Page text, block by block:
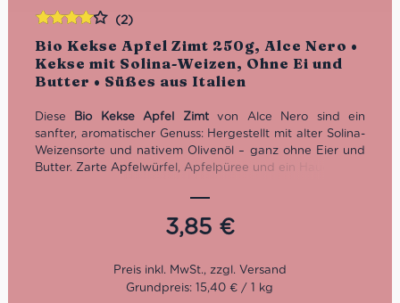
Bio Kekse Apfel Zimt 250g, Alce Nero •
Kekse mit Solina-Weizen, Ohne Ei und
Butter • Süßes aus Italien
(2)
Diese Bio Kekse Apfel Zimtvon Alce Nero sind ein
sanfter, aromatischer Genuss: Hergestellt mit alter Solina-
Weizensorte und nativem Olivenöl – ganz ohne Eier und
Butter. Zarte Apfelwürfel, Apfelpüree und ein Hauch Zimt
hochwertigen Snack zwischendurch.
Eigenschaften auf einen
Blick
Bio-Zutaten & kontrollierter Anbau
3,85 €
Bewertet
mit 4.00
von 5
Grundpreis: 15,40 € / 1 kg